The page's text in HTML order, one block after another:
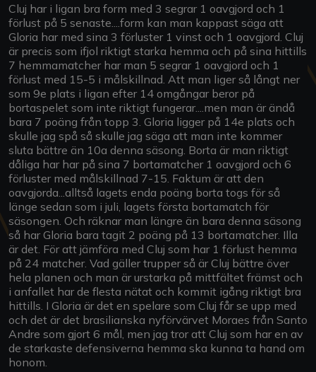
Cluj har i ligan bra form med 3 segrar 1 oavgjord och 1
förlust på 5 senaste....form kan man kappast säga att
Gloria har med sina 3 förluster 1 vinst och 1 oavgjord. Cluj
är precis som ifjol riktigt starka hemma och på sina hittills
7 hemmamatcher har man 5 segrar 1 oavgjord och 1
förlust med 15-5 i målskillnad. Att man liger så långt ner
som 9e plats i ligan efter 14 omgångar beror på
bortaspelet som inte riktigt fungerar....men man är ändå
bara 7 poäng från topp 3. Gloria ligger på 14e plats och
skulle jag spå så skulle jag säga att man inte kommer
sluta bättre än 10a denna säsong. Borta är man riktigt
dåliga har har på sina 7 bortamatcher 1 oavgjord och 6
förluster med målskillnad 7-15. Faktum är att den
oavgjorda...alltså lagets enda poäng borta togs för så
länge sedan som i juli, lagets första bortamatch för
säsongen. Och räknar man längre än bara denna säsong
så har Gloria bara tagit 2 poäng på 13 bortamatcher. Illa
är det. För att jämföra med Cluj som har 1 förlust hemma
på 24 matcher. Vad gäller trupper så är Cluj bättre över
hela planen och man är urstarka på mittfältet främst och
i anfallet har de flesta nätat och kommit igång riktigt bra
hittills. I Gloria är det en spelare som Cluj får se upp med
och det är det brasilianska nyförvärvet Moraes från Santo
Andre som gjort 6 mål, men jag tror att Cluj som har en av
de starkaste defensiverna hemma ska kunna ta hand om
honom.